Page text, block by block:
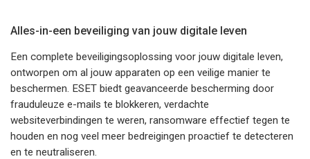
Alles-in-een beveiliging van jouw digitale leven
Een complete beveiligingsoplossing voor jouw digitale leven,
ontworpen om al jouw apparaten op een veilige manier te
beschermen. ESET biedt geavanceerde bescherming door
frauduleuze e-mails te blokkeren, verdachte
websiteverbindingen te weren, ransomware effectief tegen te
houden en nog veel meer bedreigingen proactief te detecteren
en te neutraliseren.